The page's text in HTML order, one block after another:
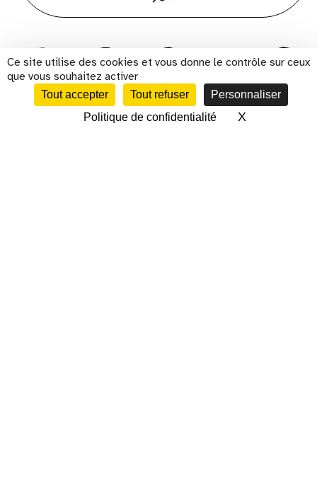
Ce site utilise des cookies et vous donne le contrôle sur ceux
que vous souhaitez activer
Tout accepter Tout refuser
Personnaliser
Politique de confidentialité
XMasquer le
CALENDRIER
s'inscrire à la newsletter